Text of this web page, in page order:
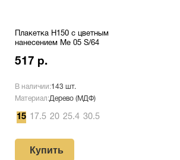
Плакетка H150 с цветным
нанесением Me 05 S/64
517 р.
В наличии:143 шт.
Материал:Дерево (МДФ)
15 17.5 20 25.4 30.5
Купить